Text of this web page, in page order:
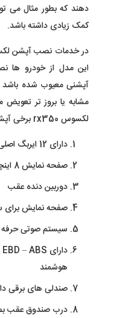
دهند که بطور مثال می
کمک زیادی داشته باشد.
این مدل از خودرو
آپشنی معیوب شده باشد
مشابه یا بروز تر
لکسوس rx350 برخی آپشن های این خودرو لیست شده اند:
دارای 12 ایربگ اصلی و جانبی
صفحه نمایش 8 اینچی لمسی واید
دوربین دنده عقب
صفحه نمایش برای
سیستم صوتی
هوشمند
صندلی های برقی
درب صندوق عقب